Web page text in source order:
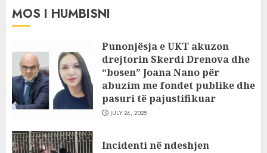
MOS I HUMBISNI
Punonjësja e UKT akuzon
drejtorin Skerdi Drenova dhe
“bosen” Joana Nano për
abuzim me fondet publike dhe
pasuri të pajustifikuar
JULY 24, 2025
Incidenti në ndeshjen